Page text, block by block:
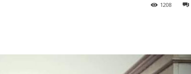
1208